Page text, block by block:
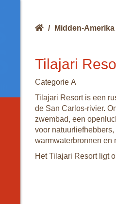
/ Midden-Amerika
Tilajari
Categorie A
Tilajari Resort is een
de San Carlos-rivier.
zwembad, een
voor
warmwaterbronnen en
Het Tilajari Resort ligt